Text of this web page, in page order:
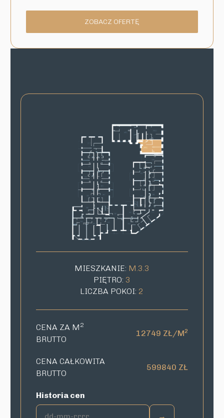
ZOBACZ OFERTĘ
MIESZKANIE: M.3.3
PIĘTRO: 3
LICZBA POKOI: 2
CENA ZA M 2
BRUTTO
12749 ZŁ/M2
CENA CAŁKOWITA
BRUTTO
599840 ZŁ
Historia cen